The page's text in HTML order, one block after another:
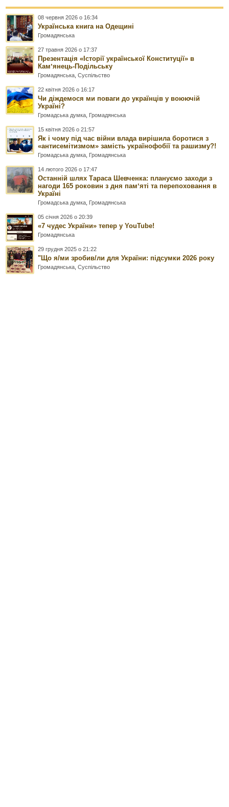
08 червня 2026 о 16:34
Українська книга на Одещині
Громадянська
27 травня 2026 о 17:37
Презентація «Історії української Конституції» в
Камʼянець-Подільську
Громадянська ,Суспільство
22 квітня 2026 о 16:17
Чи діждемося ми поваги до українців у воюючій
Україні?
Громадська думка Громадянська
15 квітня 2026 о 21:57
Як і чому під час війни влада вирішила боротися з
«антисемітизмом» замість українофобії та рашизму?!
Громадська думка Громадянська
14 лютого 2026 о 17:47
Останній шлях Тараса Шевченка: плануємо заходи з
нагоди 165 роковин з дня памʼяті та перепоховання в
Україні
Громадська думка Громадянська
05 січня 2026 о 20:39
«7 чудес України» тепер у YouTube!
Громадянська
29 грудня 2025 о 21:22
"Що я/ми зробив/ли для України: підсумки 2026 року
Громадянська ,Суспільство